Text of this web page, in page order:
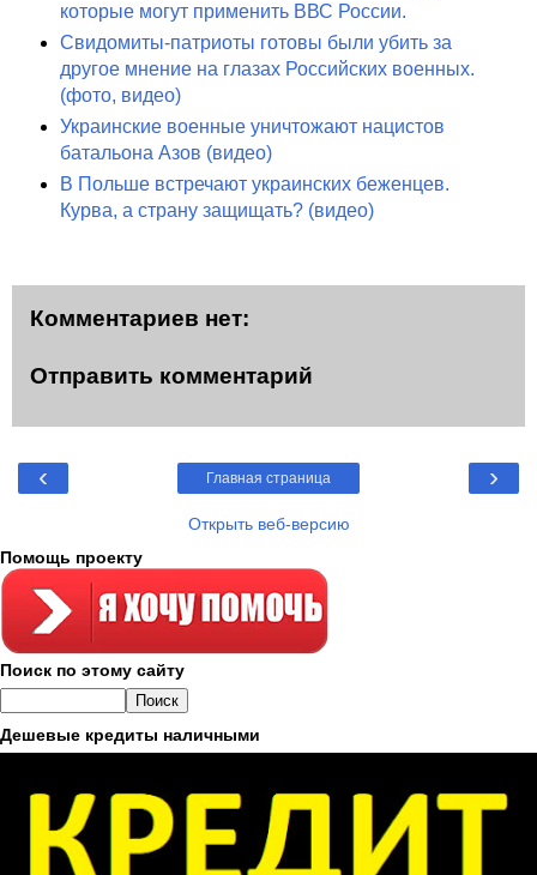
которые могут применить ВВС России.
Свидомиты-патриоты готовы были убить за
другое мнение на глазах Российских военных.
(фото, видео)
Украинские военные уничтожают нацистов
батальона Азов (видео)
В Польше встречают украинских беженцев.
Курва, а страну защищать? (видео)
Комментариев нет:
Отправить комментарий
‹ ›
Главная страница
Открыть веб-версию
Помощь проекту
Поиск по этому сайту
Дешевые кредиты наличными